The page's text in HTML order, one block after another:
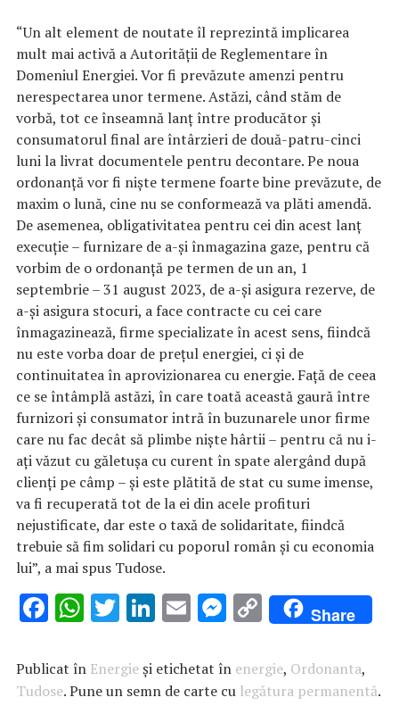
“Un alt element de noutate îl reprezintă implicarea
mult mai activă a Autorităţii de Reglementare în
Domeniul Energiei. Vor fi prevăzute amenzi pentru
nerespectarea unor termene. Astăzi, când stăm de
vorbă, tot ce înseamnă lanţ între producător şi
consumatorul final are întârzieri de două-patru-cinci
luni la livrat documentele pentru decontare. Pe noua
ordonanţă vor fi nişte termene foarte bine prevăzute, de
maxim o lună, cine nu se conformează va plăti amendă.
De asemenea, obligativitatea pentru cei din acest lanţ
execuţie – furnizare de a-şi înmagazina gaze, pentru că
vorbim de o ordonanţă pe termen de un an, 1
septembrie – 31 august 2023, de a-şi asigura rezerve, de
a-şi asigura stocuri, a face contracte cu cei care
înmagazinează, firme specializate în acest sens, fiindcă
nu este vorba doar de preţul energiei, ci şi de
continuitatea în aprovizionarea cu energie. Faţă de ceea
ce se întâmplă astăzi, în care toată această gaură între
furnizori şi consumator intră în buzunarele unor firme
care nu fac decât să plimbe nişte hârtii – pentru că nu i-
aţi văzut cu găletuşa cu curent în spate alergând după
clienţi pe câmp – şi este plătită de stat cu sume imense,
va fi recuperată tot de la ei din acele profituri
nejustificate, dar este o taxă de solidaritate, fiindcă
trebuie să fim solidari cu poporul român şi cu economia
lui”, a mai spus Tudose.
F
e
b
W
at
s
T
it
te
Li
k
e
E
ai
l
M
se
n
C
o
p
y
Share
Publicat în Energieși etichetat în energie, Ordonanta,
Tudose. Pune un semn de carte cu legătura permanentă.